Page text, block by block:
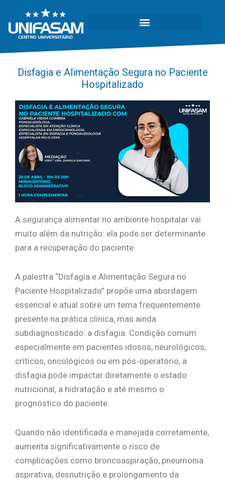
Disfagia e Alimentação Segura no Paciente
Hospitalizado
A segurança alimentar no ambiente hospitalar vai
muito além da nutrição: ela pode ser determinante
para a recuperação do paciente.
A palestra “Disfagia e Alimentação Segura no
Paciente Hospitalizado” propõe uma abordagem
essencial e atual sobre um tema frequentemente
presente na prática clínica, mas ainda
subdiagnosticado: a disfagia. Condição comum
especialmente em pacientes idosos, neurológicos,
críticos, oncológicos ou em pós-operatório, a
disfagia pode impactar diretamente o estado
nutricional, a hidratação e até mesmo o
prognóstico do paciente.
Quando não identificada e manejada corretamente,
aumenta significativamente o risco de
complicações como broncoaspiração, pneumonia
aspirativa, desnutrição e prolongamento da